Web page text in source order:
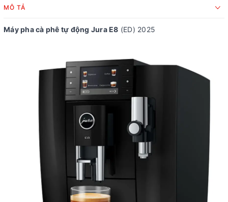
MÔ TẢ
Máy pha cà phê tự động Jura E8 (ED) 2025